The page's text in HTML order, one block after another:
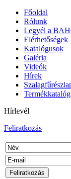
Főoldal
Rólunk
Legyél a
Elérhetőségek
Katalógusok
Galéria
Videók
Hírek
Hírlevél
Feliratkozás